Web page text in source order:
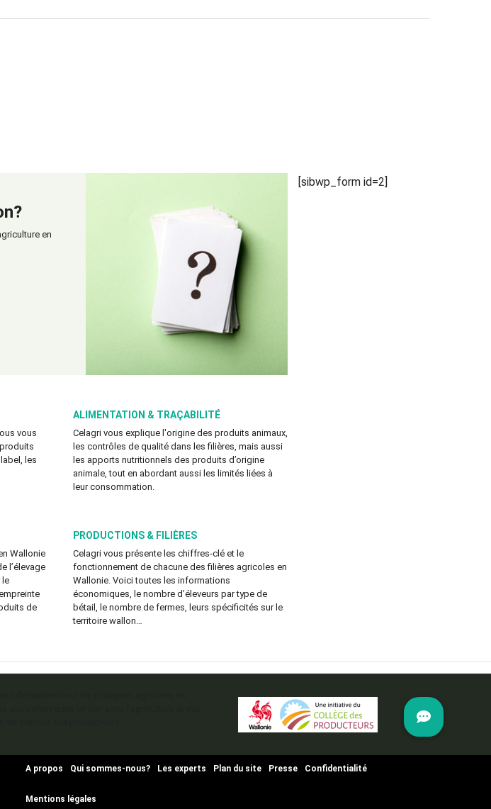
en
vous
les
ALIMENTATION & TRAÇABILITÉ
Celagri vous explique l'origine des produits animaux,
les contrôles de qualité dans les filières, mais aussi
les apports nutritionnels des produits d’origine
animale, tout en abordant aussi les limités liées à
leur consommation.
Wallonie
l’élevage
le
de
PRODUCTIONS & FILIÈRES
Celagri vous présente les chiffres-clé et le
fonctionnement de chacune des filières agricoles en
Wallonie. Voici toutes les informations
économiques, le nombre d’éleveurs par type de
bétail, le nombre de fermes, leurs spécificités sur le
territoire wallon…
[sibwp_form id=2]
A propos Qui sommes-nous? Les experts Plan du site Presse Confidentialité
Mentions légales